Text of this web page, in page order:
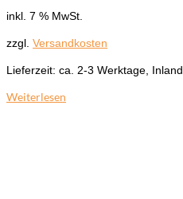
inkl. 7 % MwSt.
zzgl. Versandkosten
Lieferzeit: ca. 2-3 Werktage, Inland
Weiterlesen